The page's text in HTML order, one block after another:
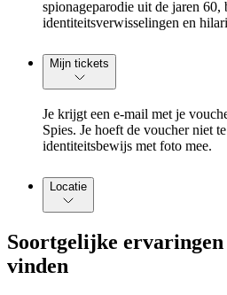
spionageparodie uit de jaren 60,
identiteitsverwisselingen en
Mijn tickets
Je krijgt een e-mail met je
Spies. Je hoeft de voucher niet
identiteitsbewijs met foto mee.
Locatie
Soortgelijke
vinden